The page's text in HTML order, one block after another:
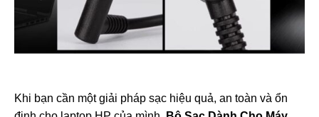
Khi bạn cần một giải pháp sạc hiệu quả, an toàn và ổn